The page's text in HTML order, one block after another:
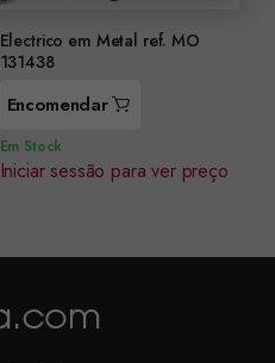
Electrico em Metal ref. MO
131438
Encomendar
Em Stock
Iniciar sessão para ver preço